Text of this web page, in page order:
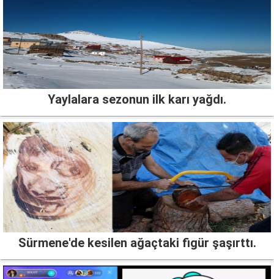
Yaylalara sezonun ilk karı yağdı.
Sürmene'de kesilen ağaçtaki figür şaşırttı.